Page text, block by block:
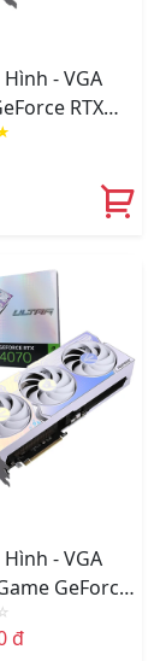
- VGA
RTX
DUO 16GB-V
- VGA
GeForce
W OC V2-
đ